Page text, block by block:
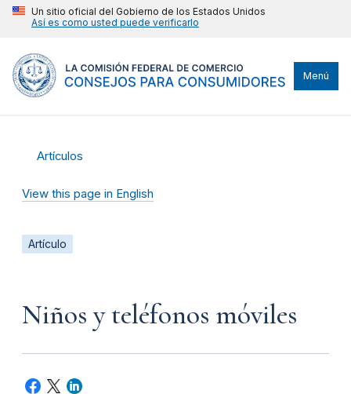
Un sitio oficial del Gobierno de los Estados Unidos
Así es como usted puede verificarlo
Menú
Artículos
View this page in English
Artículo
Niños y teléfonos móviles